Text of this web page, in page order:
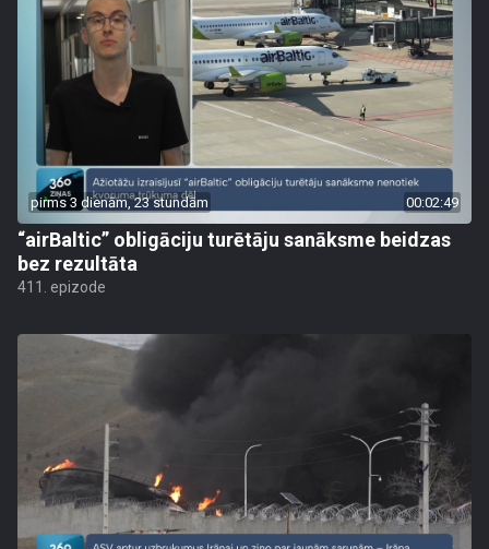
pirms 3 dienām, 23 stundām 00:02:49
“airBaltic” obligāciju turētāju sanāksme beidzas
bez rezultāta
411. epizode